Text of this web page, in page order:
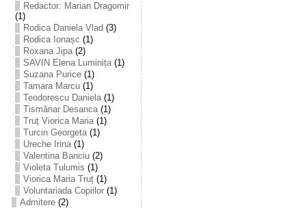
Redactor: Marian Dragomir
(1)
Rodica Daniela Vlad (3)
Rodica Ionașc (1)
Roxana Jipa(2)
SAVIN Elena Luminița(1)
Suzana Purice(1)
Tamara Marcu(1)
Teodorescu Daniela(1)
Tismănar Desanca(1)
Truț Viorica Maria(1)
Turcin Georgeta(1)
Ureche Irina(1)
Valentina Banciu(2)
Violeta Tulumis (1)
Viorica Maria Truț(1)
Voluntariada Copiilor(1)
Admitere(2)